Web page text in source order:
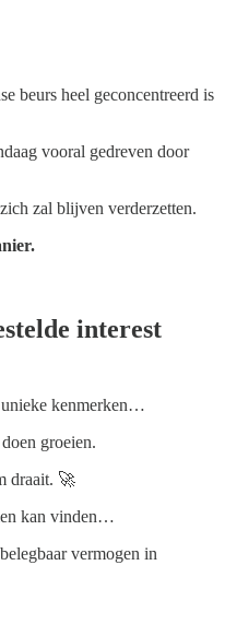
beurs heel geconcentreerd is
vooral gedreven door
zal blijven verderzetten.
interest
kenmerken…
groeien.
draait. 🚀
kan vinden…
vermogen in